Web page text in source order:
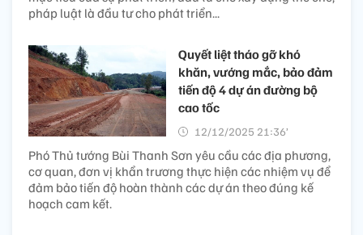
pháp luật là đầu tư cho phát triển...
Quyết liệt tháo gỡ khó
khăn, vướng mắc, bảo đảm
tiến độ 4 dự án đường bộ
cao tốc
12/12/2025 21:36’
Phó Thủ tướng Bùi Thanh Sơn yêu cầu các địa phương,
cơ quan, đơn vị khẩn trương thực hiện các nhiệm vụ để
đảm bảo tiến độ hoàn thành các dự án theo đúng kế
hoạch cam kết.